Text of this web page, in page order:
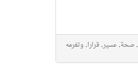
,صحة,عسير,قرارا, وتغرمه